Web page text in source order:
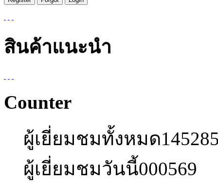
สินค้าแนะนำ
Counter
ผู้เยี่ยมชมทั้งหมด
ผู้เยี่ยมชมวันนี้000569